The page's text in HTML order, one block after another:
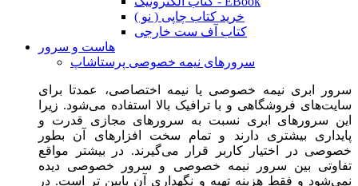
خرید کتاب چاپی ( نو )
کتاب آف ست خارجی
هاست و سرور
سرورهای نیمه خصوصی پرستاشاپ
سرور ابری نیمه خصوصی یا نیمه اختصاصی، عمدتا برای
سایت‌های فروشگاهی و با ترافیک بالا استفاده می‌شود. زیرا
این سرورهای ابری نسبت به سرورهای مجازی قدرت و
پایداری بیشتری دارند و تمام سخت افزارهای آن بطور
خصوصی در اختیار کاربر قرار می‌گیرند. در بیشتر مواقع
تفاوتی بین سرور نیمه خصوصی و سرور خصوصی دیده
نمی‌شود و فقط هزینه تهیه و نگهداری آن پایین تر است. در